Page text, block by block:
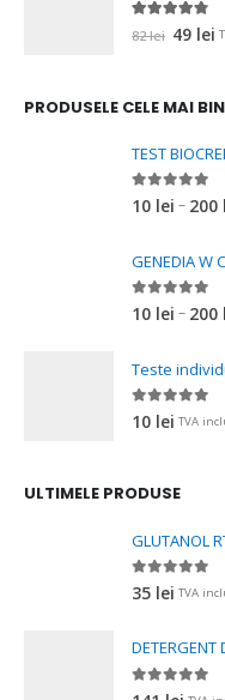
25 lei.
out of 5
82lei Prețul
fost:
49 lei
PRODUSELE CELE MAI
TEST
0 out of 5
10 lei – 200
GENEDIA W
0 out of 5
10 lei – 200
Teste
0 out of 5
10 lei TVA
ULTIMELE PRODUSE
0out of 5
35 lei TVA
0 out of 5